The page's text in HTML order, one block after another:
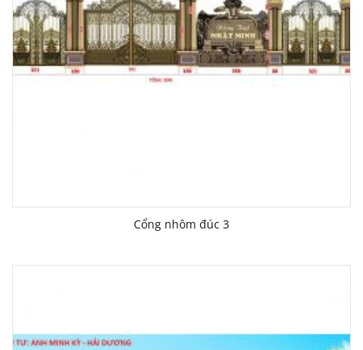
Cổng nhôm đúc 3